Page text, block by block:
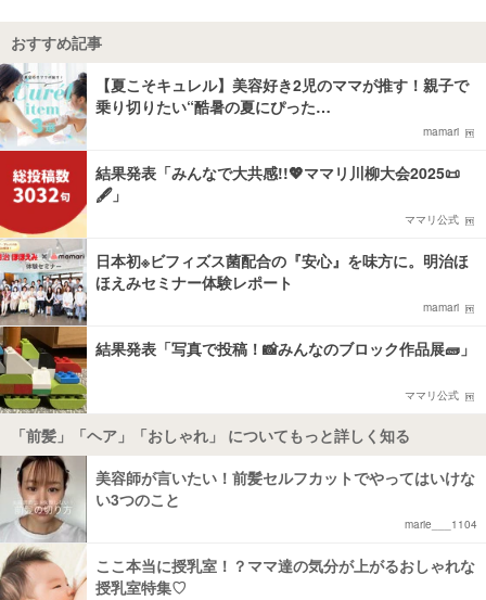
おすすめ記事
【夏こそキュレル】美容好き2児のママが推す！親子で
乗り切りたい“酷暑の夏にぴった…
mamari
結果発表「みんなで大共感!!💖ママリ川柳大会2025📜
🖋️」
ママリ公式
日本初※ビフィズス菌配合の『安心』を味方に。明治ほ
ほえみセミナー体験レポート
mamari
結果発表「写真で投稿！📸みんなのブロック作品展🧱」
ママリ公式
「前髪」「ヘア」「おしゃれ」 についてもっと詳しく知る
美容師が言いたい！前髪セルフカットでやってはいけな
い3つのこと
marie___1104
ここ本当に授乳室！？ママ達の気分が上がるおしゃれな
授乳室特集♡